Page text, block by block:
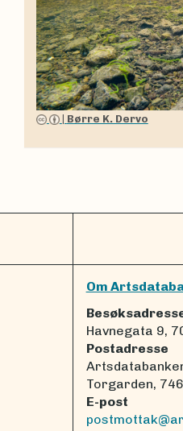
Børre K. Dervo
Om
Havnegata 9,
Postadresse
Torgarden,
E-post